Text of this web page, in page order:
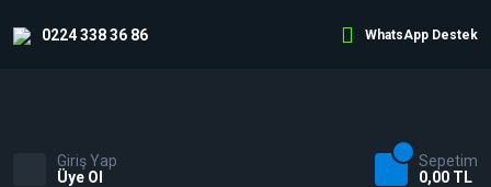
0224 338 36 86 WhatsApp Destek
Giriş Yap
Üye Ol
Sepetim
0,00 TL